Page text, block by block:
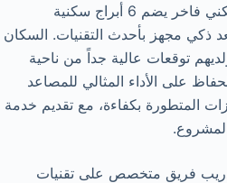
المشروع الثالث كان مجمع سكني فاخر يضم 6 أبراج سكنية
مختلفة، مع 18 مصعد ذكي مجهز بأحدث التقنيات. السكان
توقعات عالية جداً من ناحية
على الأداء المثالي للمصاعد
المتطورة بكفاءة، مع تقديم خدمة
فريق متخصص على تقنيات